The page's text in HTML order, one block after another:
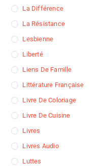
La Différence
La Résistance
Lesbienne
Liberté
Liens De Famille
Littérature Française
Livre De Coloriage
Livre De Cuisine
Livres
Livres Audio
Luttes